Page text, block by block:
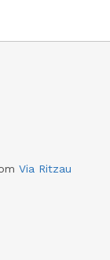
Via Ritzau